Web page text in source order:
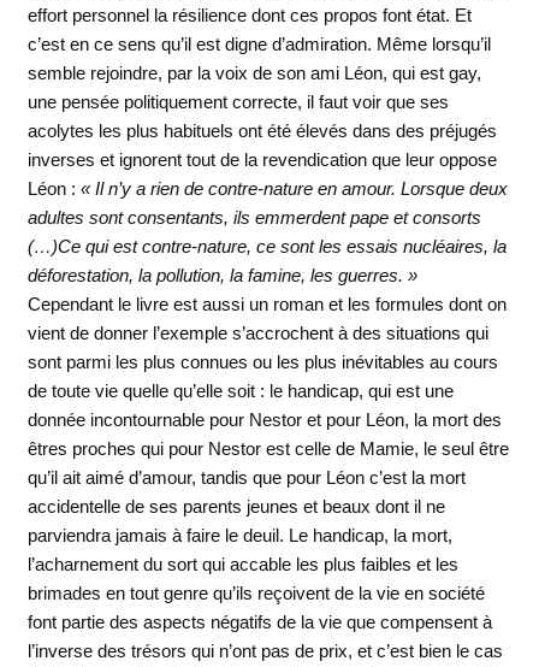
effort personnel la résilience dont ces propos font état. Et
c’est en ce sens qu’il est digne d’admiration. Même lorsqu’il
semble rejoindre, par la voix de son ami Léon, qui est gay,
une pensée politiquement correcte, il faut voir que ses
acolytes les plus habituels ont été élevés dans des préjugés
inverses et ignorent tout de la revendication que leur oppose
Léon : « Il n’y a rien de contre-nature en amour. Lorsque deux
adultes sont consentants, ils emmerdent pape et consorts
(…)Ce qui est contre-nature, ce sont les essais nucléaires, la
déforestation, la pollution, la famine, les guerres. »
Cependant le livre est aussi un roman et les formules dont on
vient de donner l’exemple s’accrochent à des situations qui
sont parmi les plus connues ou les plus inévitables au cours
de toute vie quelle qu’elle soit : le handicap, qui est une
donnée incontournable pour Nestor et pour Léon, la mort des
êtres proches qui pour Nestor est celle de Mamie, le seul être
qu’il ait aimé d’amour, tandis que pour Léon c’est la mort
accidentelle de ses parents jeunes et beaux dont il ne
parviendra jamais à faire le deuil. Le handicap, la mort,
l’acharnement du sort qui accable les plus faibles et les
brimades en tout genre qu’ils reçoivent de la vie en société
font partie des aspects négatifs de la vie que compensent à
l’inverse des trésors qui n’ont pas de prix, et c’est bien le cas